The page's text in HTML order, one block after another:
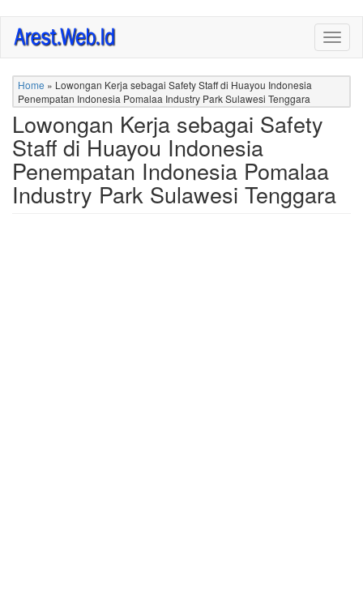
Skip
main
content
Home » Lowongan Kerja sebagai Safety Staff di Huayou Indonesia
Penempatan Indonesia Pomalaa Industry Park Sulawesi Tenggara
Lowongan Kerja sebagai Safety
Staff di Huayou Indonesia
Penempatan Indonesia Pomalaa
Industry Park Sulawesi Tenggara